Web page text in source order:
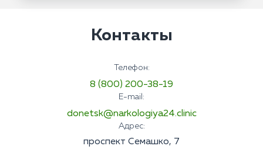
Контакты
Телефон:
8 (800) 200-38-19
E-mail:
donetsk@narkologiya24.clinic
Адрес:
проспект Семашко, 7